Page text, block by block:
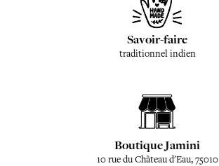
Savoir-faire
traditionnel indien
Boutique Jamini
10 rue du Château d'Eau, 75010